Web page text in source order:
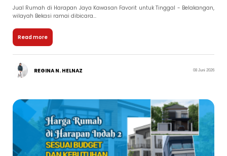
Jual Rumah di Harapan Jaya Kawasan Favorit untuk Tinggal - Belakangan,
wilayah Bekasi ramai dibicara...
Read more
REGINA N. HELNAZ 08 Juni 2026